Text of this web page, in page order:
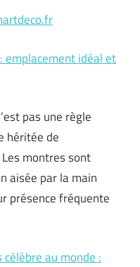
emplacement idéal et
pas une règle
héritée de
montres sont
aisée par la main
présence fréquente
au monde :